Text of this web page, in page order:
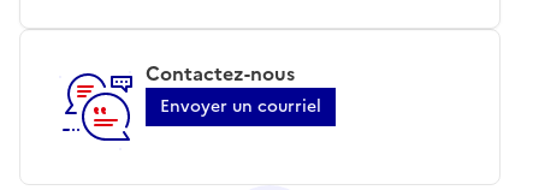
Contactez-nous
Envoyer un courriel